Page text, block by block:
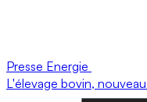
Presse Energie
L'élevage bovin,